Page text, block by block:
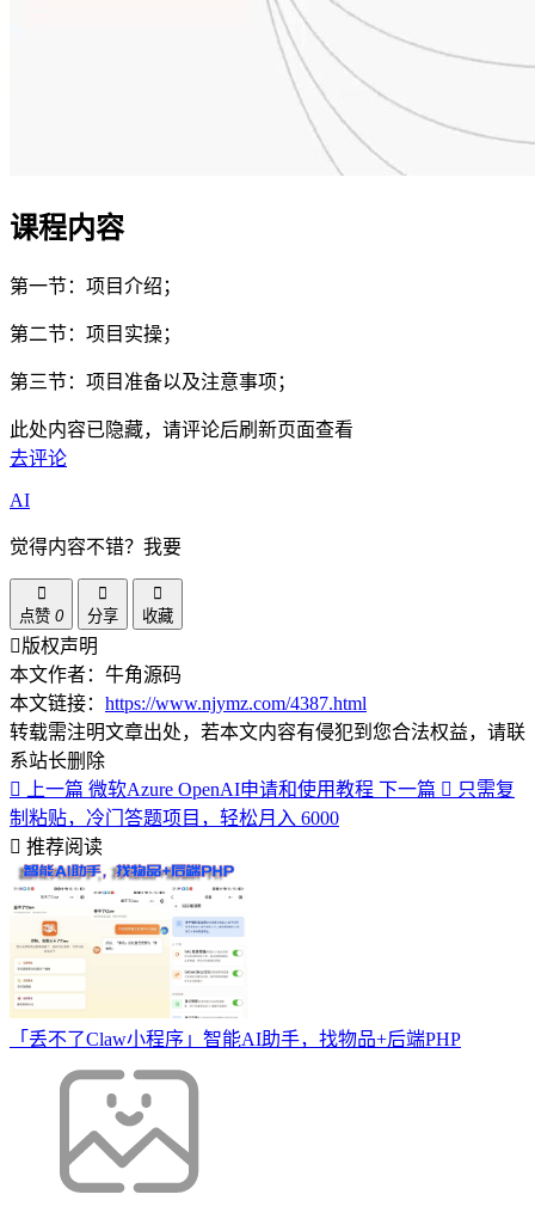
课程内容
第一节：项目介绍；
第二节：项目实操；
第三节：项目准备以及注意事项；
此处内容已隐藏，请评论后刷新页面查看
去评论
AI
觉得内容不错？我要
点赞 0 分享 收藏
版权声明
本文作者：牛角源码
本文链接： https://www.njymz.com/4387.html
转载需注明文章出处，若本文内容有侵犯到您合法权益，请联
系站长删除
上一篇 微软Azure OpenAI申请和使用教程 下一篇
只需复
制粘贴，冷门答题项目，轻松月入 6000
推荐阅读
「丢不了Claw小程序」智能AI助手，找物品+后端PHP